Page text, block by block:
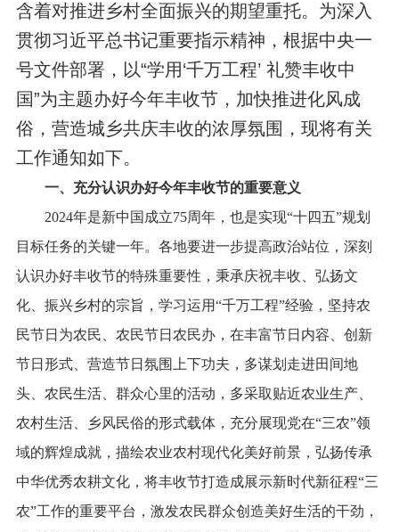
含着对推进乡村全面振兴的期望重托。为深入
贯彻习近平总书记重要指示精神，根据中央一
号文件部署，以“学用‘千万工程’ 礼赞丰收中
国”为主题办好今年丰收节，加快推进化风成
俗，营造城乡共庆丰收的浓厚氛围，现将有关
工作通知如下。
一、充分认识办好今年丰收节的重要意义
2024年是新中国成立75周年，也是实现“十四五”规划
目标任务的关键一年。各地要进一步提高政治站位，深刻
认识办好丰收节的特殊重要性，秉承庆祝丰收、弘扬文
化、振兴乡村的宗旨，学习运用“千万工程”经验，坚持农
民节日为农民、农民节日农民办，在丰富节日内容、创新
节日形式、营造节日氛围上下功夫，多谋划走进田间地
头、农民生活、群众心里的活动，多采取贴近农业生产、
农村生活、乡风民俗的形式载体，充分展现党在“三农”领
域的辉煌成就，描绘农业农村现代化美好前景，弘扬传承
中华优秀农耕文化，将丰收节打造成展示新时代新征程“三
农”工作的重要平台，激发农民群众创造美好生活的干劲，